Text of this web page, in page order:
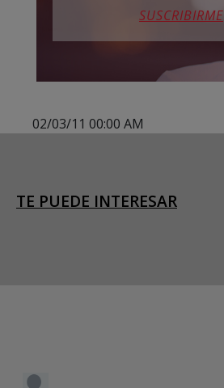
SUSCRIBIRME
02/03/11 00:00 AM
TE PUEDE INTERESAR